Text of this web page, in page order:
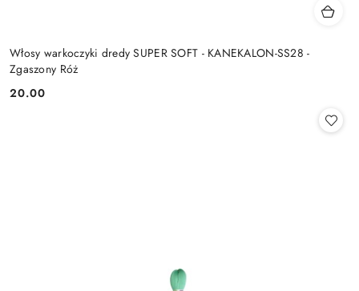
Włosy warkoczyki dredy SUPER SOFT - KANEKALON-SS28 -
Zgaszony Róż
Cena:
20.00